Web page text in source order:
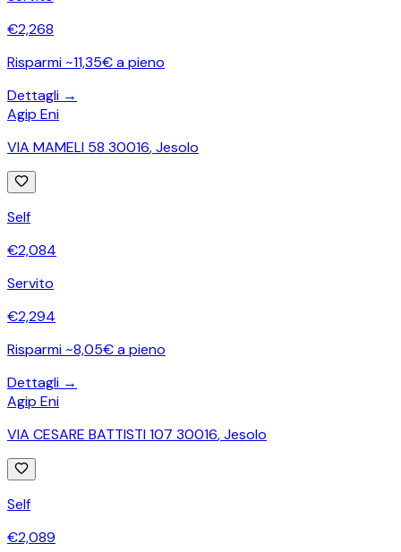
€2,268
Risparmi ~11,35€ a pieno
Dettagli →
Agip Eni
VIA MAMELI 58 30016,Jesolo
Self
€2,084
Servito
€2,294
Risparmi ~8,05€ a pieno
Dettagli →
Agip Eni
VIA CESARE BATTISTI 107 30016,Jesolo
Self
€2,089